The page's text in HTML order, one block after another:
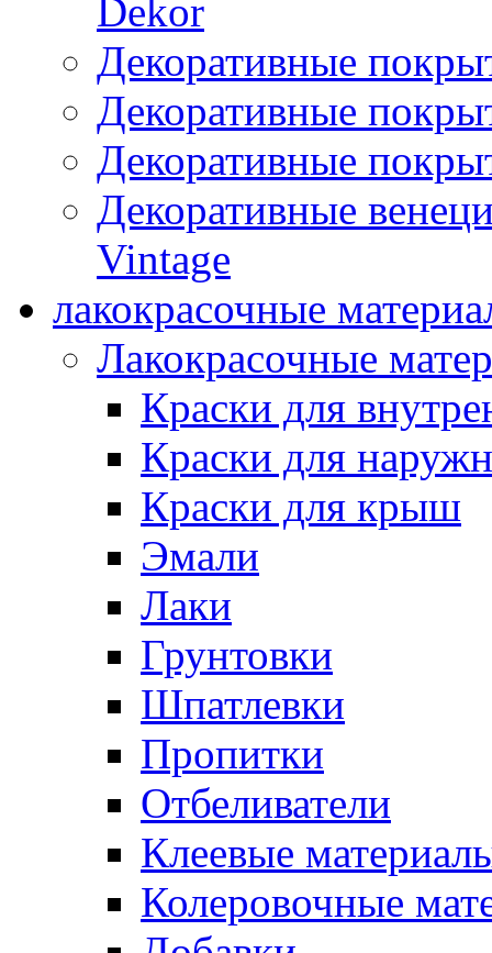
Dekor
Декоративные
Декоративные
Декоративные
Декоративные
Vintage
лакокрасочные
Лакокрасочные
Краски для
Краски для
Краски для крыш
Эмали
Лаки
Грунтовки
Шпатлевки
Пропитки
Отбеливатели
Клеевые
Колеровочные